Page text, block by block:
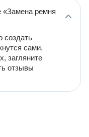
«Замена ремня
создать
сами.
загляните
отзывы